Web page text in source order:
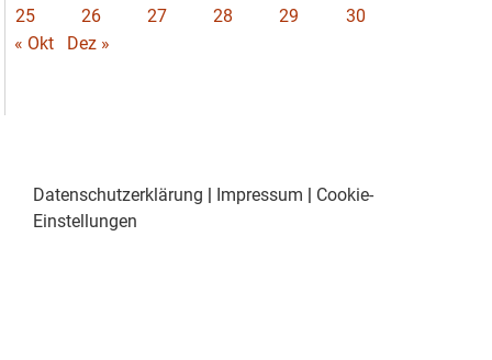
25
26 27 28 29
30
« Okt
Dez »
Datenschutzerklärung Impressum
Cookie-
Einstellungen